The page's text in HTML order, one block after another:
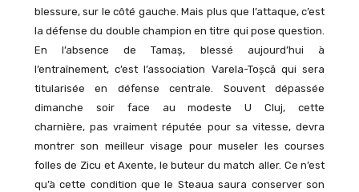
blessure, sur le côté gauche. Mais plus que l’attaque, c’est
la défense du double champion en titre qui pose question.
En l’absence de Tamaș, blessé aujourd’hui à
l’entraînement, c’est l’association Varela-Toșcă qui sera
titularisée en défense centrale. Souvent dépassée
dimanche soir face au modeste U Cluj, cette
charnière, pas vraiment réputée pour sa vitesse, devra
montrer son meilleur visage pour museler les courses
folles de Zicu et Axente, le buteur du match aller. Ce n’est
qu’à cette condition que le Steaua saura conserver son